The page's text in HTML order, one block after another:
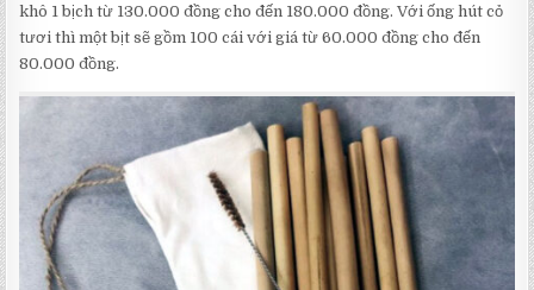
khô 1 bịch từ 130.000 đồng cho đến 180.000 đồng. Với ống hút cỏ
tươi thì một bịt sẽ gồm 100 cái với giá từ 60.000 đồng cho đến
80.000 đồng.